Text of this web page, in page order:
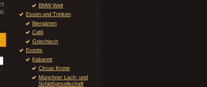
BMW Welt
Essen und Trinken
Biergärten
Café
Griechisch
Events
Kabarett
Circus Krone
Münchner Lach- und
Schießgesellschaft